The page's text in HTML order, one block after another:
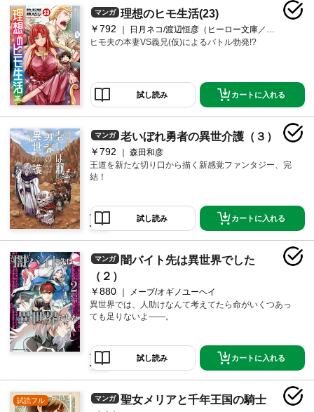
マンガ 理想のヒモ生活(23)
￥792
日月ネコ/渡辺恒彦（ヒーロー文庫／イマジカインフォス）/文倉十
ヒモ夫の本妻VS義兄(仮)によるバトル勃発!?
試し読み カートに入れる
マンガ 老いぼれ勇者の異世介護（３）
￥792
森田和彦
王道を新たな切り口から描く新感覚ファンタジー、完
結！
試し読み カートに入れる
マンガ
闇バイト先は異世界でした
（２）
￥880
メーブ/オギノユーヘイ
異世界では、人助けなんて考えてたら命がいくつあっ
ても足りないよ――。
試し読み カートに入れる
試読フル マンガ
聖女メリアと千年王国の騎士